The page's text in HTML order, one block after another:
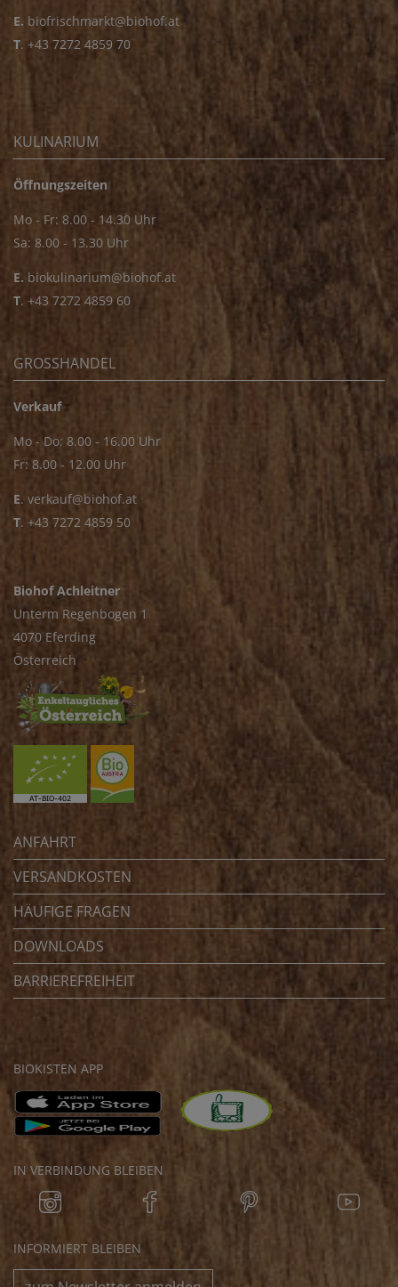
E. biofrischmarkt@biohof.at
T. +43 7272 4859 70
KULINARIUM
Öffnungszeiten
Mo - Fr: 8.00 - 14.30 Uhr
Sa: 8.00 - 13.30 Uhr
E. biokulinarium@biohof.at
T. +43 7272 4859 60
GROSSHANDEL
Verkauf
Mo - Do: 8.00 - 16.00 Uhr
Fr: 8.00 - 12.00 Uhr
E. verkauf@biohof.at
T. +43 7272 4859 50
Biohof Achleitner
Unterm Regenbogen 1
4070 Eferding
Österreich
ANFAHRT
VERSANDKOSTEN
HÄUFIGE FRAGEN
DOWNLOADS
BARRIEREFREIHEIT
BIOKISTEN APP
IN VERBINDUNG BLEIBEN
INFORMIERT BLEIBEN